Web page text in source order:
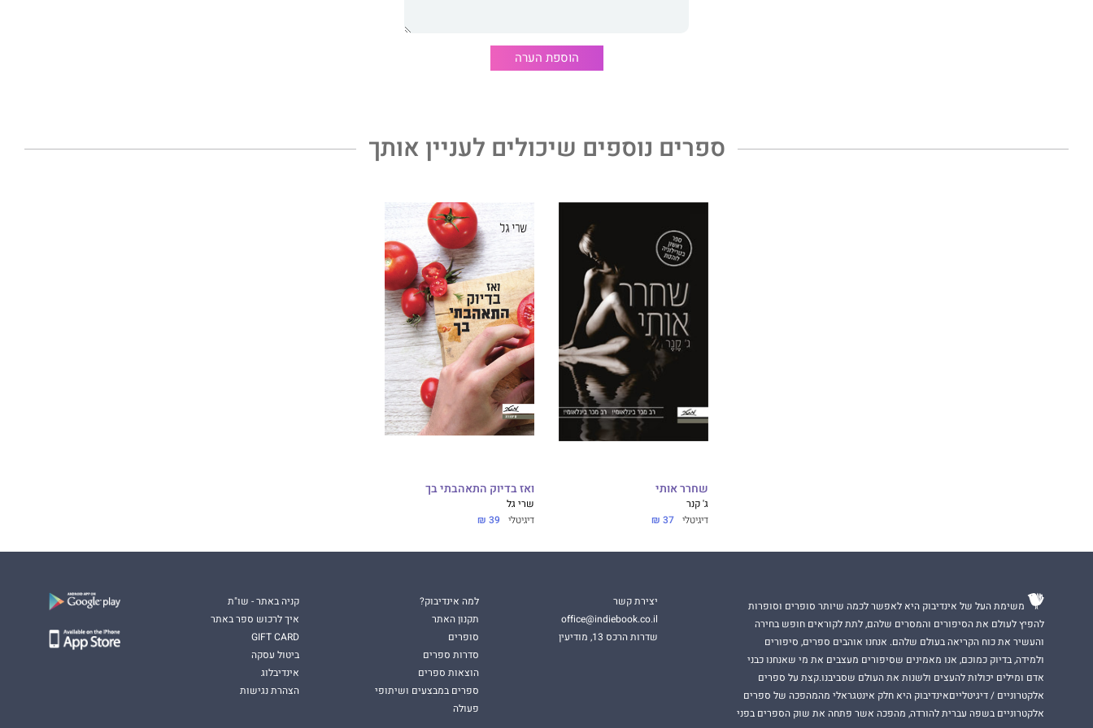
נולדה וגדלה בניו יורק ומתגוררת כיום באירלנד עם בעלה.
הוספת הערה
ספרים נוספים שיכולים לעניין אותך
שחרר אותי
ג' קנר
דיגיטלי 37 ₪
ואז בדיוק התאהבתי בך
שרי גל
דיגיטלי 39 ₪
משימת העל של אינדיבוק היא לאפשר לכמה שיותר סופרים וסופרות
להפיץ לעולם את הסיפורים והמסרים שלהם, לתת לקוראים חופש בחירה
והעשיר את כוח הקריאה בעולם שלהם. אנחנו אוהבים ספרים, סיפורים
ולמידה, בדיוק כמוכם, אנו מאמינים שסיפורים מעצבים את מי שאנחנו כבני
אדם ומילים יכולות להעצים ולשנות את העולם שסביבנו.קצת על ספרים
אלקטרוניים / דיגיטלייםאינדיבוק היא חלק אינטגראלי מהמהפכה של ספרים
אלקטרוניים בשפה עברית להורדה, מהפכה אשר פתחה את שוק הספרים בפני
יצירת קשר
office@indiebook.co.il
שדרות הרכס 13, מודיעין
למה אינדיבוק?
תקנון האתר
סופרים
סדרות ספרים
הוצאות ספרים
ספרים במבצעים ושיתופי
פעולה
קניה באתר - שו"ת
איך לרכוש ספר באתר
GIFT CARD
ביטול עסקה
אינדיבלוג
הצהרת נגישות